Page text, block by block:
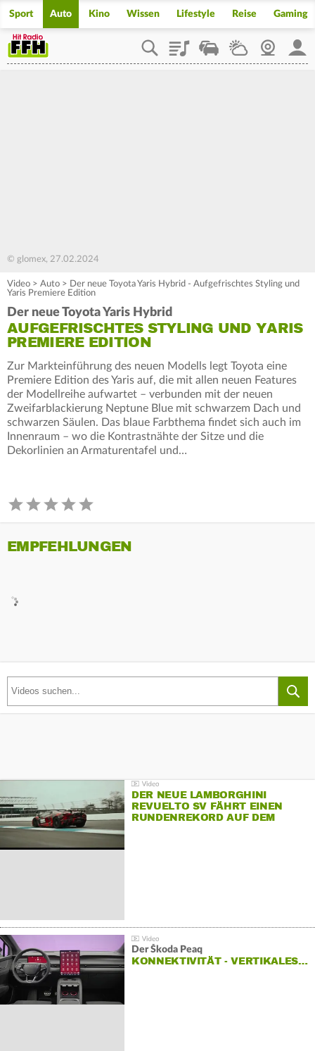
Sport Auto Kino Wissen Lifestyle Reise Gaming
PlaylistStaupilotWetterWebcam
© glomex, 27.02.2024
Video > Auto > Der neue Toyota Yaris Hybrid - Aufgefrischtes Styling und
Yaris Premiere Edition
Der neue Toyota Yaris Hybrid
AUFGEFRISCHTES STYLING UND YARIS
PREMIERE EDITION
Zur Markteinführung des neuen Modells legt Toyota eine
Premiere Edition des Yaris auf, die mit allen neuen Features
der Modellreihe aufwartet – verbunden mit der neuen
Zweifarblackierung Neptune Blue mit schwarzem Dach und
schwarzen Säulen. Das blaue Farbthema findet sich auch im
Innenraum – wo die Kontrastnähte der Sitze und die
Dekorlinien an Armaturentafel und…
EMPFEHLUNGEN
DER NEUE LAMBORGHINI
REVUELTO SV FÄHRT EINEN
RUNDENREKORD AUF DEM
Der Škoda Peaq
KONNEKTIVITÄT - VERTIKALES…